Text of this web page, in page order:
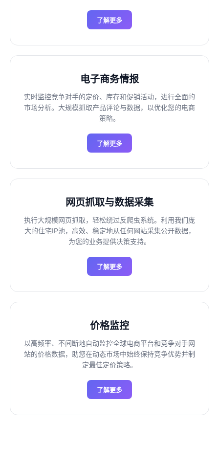
了解更多
电子商务情报
实时监控竞争对手的定价、库存和促销活动，进行全面的
市场分析。大规模抓取产品评论与数据，以优化您的电商
策略。
了解更多
网页抓取与数据采集
执行大规模网页抓取，轻松绕过反爬虫系统。利用我们庞
大的住宅IP池，高效、稳定地从任何网站采集公开数据，
为您的业务提供决策支持。
了解更多
价格监控
以高频率、不间断地自动监控全球电商平台和竞争对手网
站的价格数据，助您在动态市场中始终保持竞争优势并制
定最佳定价策略。
了解更多